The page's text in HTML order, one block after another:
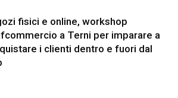
fisici e online, workshop
a Terni per imparare a
i clienti dentro e fuori dal